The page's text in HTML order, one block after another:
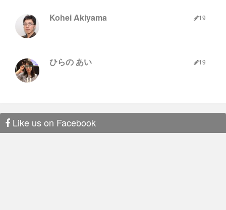
Kohei Akiyama 19
ひらの あい 19
Like us on Facebook